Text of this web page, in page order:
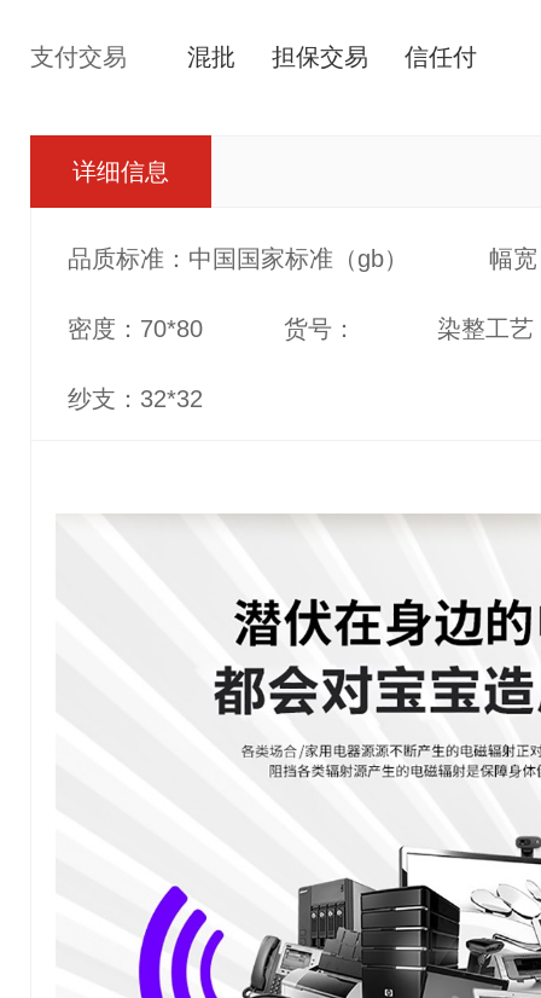
支付交易 混批 担保交易 信任付
详细信息
品质标准：中国国家标准（gb） 幅
密度：70*80 货号： 染整工艺
纱支：32*32